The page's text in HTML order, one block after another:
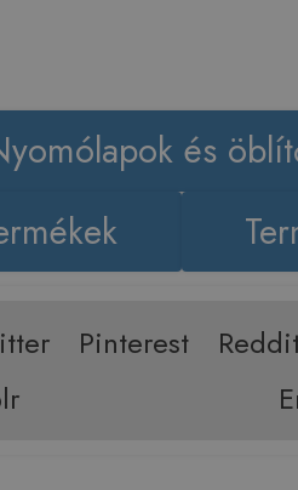
és
Pinterest